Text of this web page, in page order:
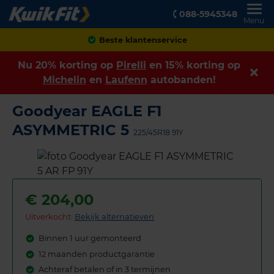
088-5945348
Menu
Achteraf betalen
Nu 20% korting op Pirelli en 15% korting op
Michelin en Laufenn autobanden!
Goodyear EAGLE F1
ASYMMETRIC 5 225/45R18 91Y
€ 204,00
Uitverkocht: Bekijk alternatieven
Binnen 1 uur gemonteerd
12 maanden productgarantie
Achteraf betalen of in 3 termijnen